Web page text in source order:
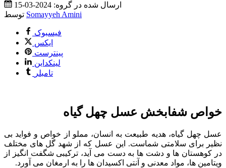
ارسال شده در گروه: 2024-03-15
توسط Somayyeh Amini
فیسبوک
ایکس
پینترست
لینکداین
تامبلر
خواص شفابخش عسل چهل گیاه
عسل چهل گیاه، هدیه طبیعت به انسان، مملو از خواص و فواید بی
نظیر برای سلامتی شماست. این عسل که از شهد گل های مختلف
در کوهستان ها و دشت ها به دست می آید، ترکیبی شگفت انگیز از
ویتامین ها، مواد معدنی و آنتی اکسیدان ها را به ارمغان می آورد.